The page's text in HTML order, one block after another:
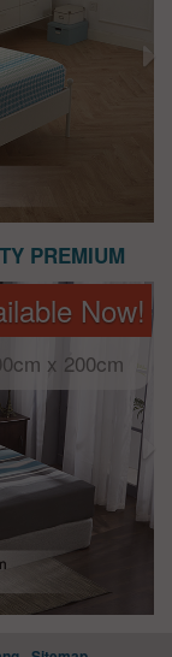
PREMIUM
Now!
x 200cm